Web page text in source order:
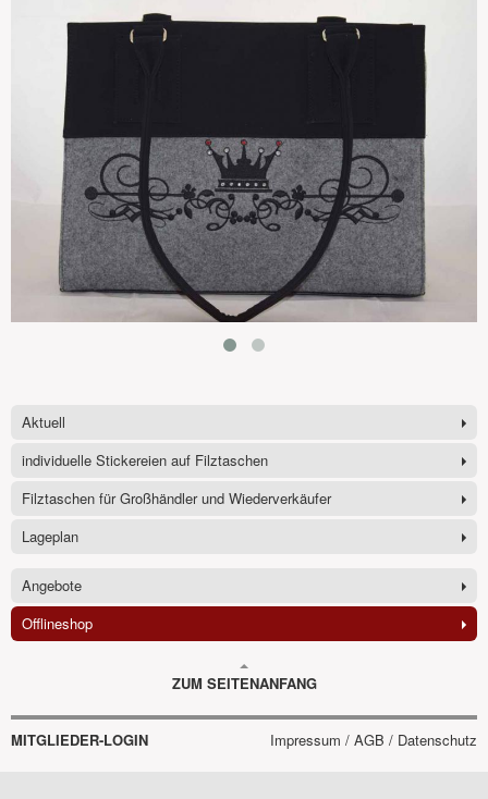
Aktuell
individuelle Stickereien auf Filztaschen
Filztaschen für Großhändler und Wiederverkäufer
Lageplan
Angebote
Offlineshop
ZUM SEITENANFANG
MITGLIEDER-LOGIN Impressum / AGB / Datenschutz